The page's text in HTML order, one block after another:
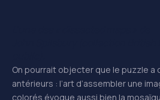
On pourrait objecter que le puzzle a
antérieurs : l’art d’assembler une
colorés évoque aussi bien la